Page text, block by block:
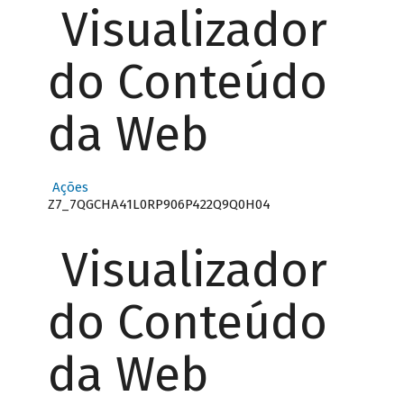
Visualizador
do Conteúdo
da Web
Ações
Z7_7QGCHA41L0RP906P422Q9Q0H04
Visualizador
do Conteúdo
da Web